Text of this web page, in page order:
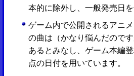
本的に除外し、一般発売日を
ゲーム内で公開されるアニ
の曲は（かなり悩んだので
あるとみなし、ゲーム本編
点の日付を用いています。